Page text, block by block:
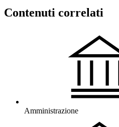
Contenuti correlati
Amministrazione